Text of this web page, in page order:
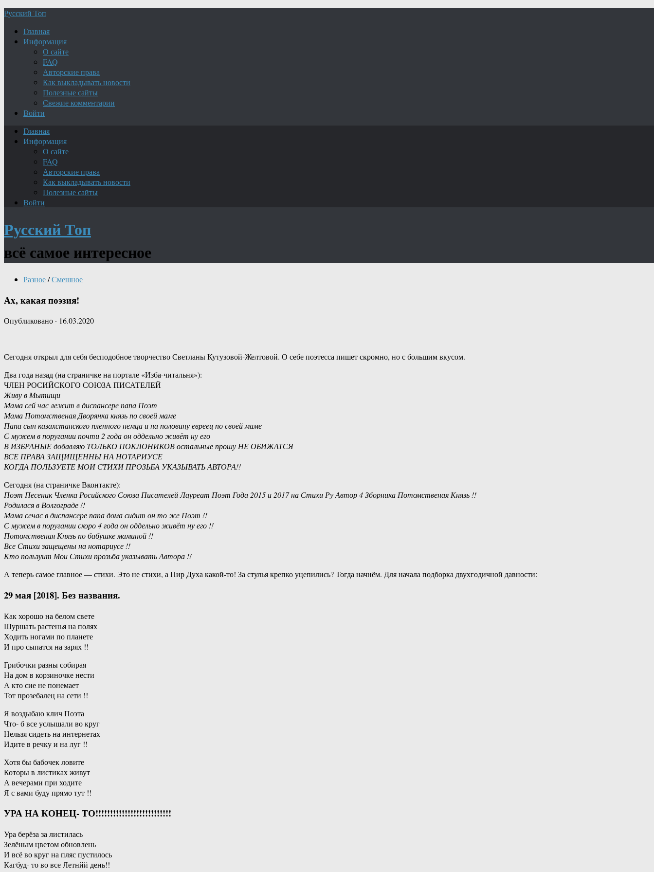
Русский Топ
Главная
Информация
О сайте
FAQ
Авторские права
Как выкладывать новости
Полезные сайты
Свежие комментарии
Войти
Главная
Информация
О сайте
FAQ
Авторские права
Как выкладывать новости
Полезные сайты
Войти
Русский Топ
всё самое интересное
Разное/Смешное
Ах, какая поэзия!
Опубликовано · 16.03.2020
Сегодня открыл для себя бесподобное творчество Светланы Кутузовой-Желтовой. О себе поэтесса пишет скромно, но с большим вкусом.
Два года назад (на страничке на портале «Изба-читальня»):
ЧЛЕН РОСИЙСКОГО СОЮЗА ПИСАТЕЛЕЙ
Живу в Мытищи
Мама сей час лежит в диспансере папа Поэт
Мама Потомственая Дворянка князь по своей маме
Папа сын казахстанского пленного немца и на половину евреец по своей маме
С мужем в поругании почти 2 года он оддельно живёт ну его
В ИЗБРАНЫЕ добавляю ТОЛЬКО ПОКЛОНИКОВ остальные прошу НЕ ОБИЖАТСЯ
ВСЕ ПРАВА ЗАЩИЩЕННЫ НА НОТАРИУСЕ
КОГДА ПОЛЬЗУЕТЕ МОИ СТИХИ ПРОЗЬБА УКАЗЫВАТЬ АВТОРА!!
Сегодня (на страничке Вконтакте):
Поэт Песеник Членка Росийского Союза Писателей Лауреат Поэт Года 2015 и 2017 на Стихи Ру Автор 4 Зборника Потомственая Князь !!
Родилася в Волгограде !!
Мама сечас в диспансере папа дома сидит он то же Поэт !!
С мужем в поругании скоро 4 года он оддельно живёт ну его !!
Потомственая Князь по бабушке маминой !!
Все Стихи защещены на нотариусе !!
Кто пользуит Мои Стихи прозьба указывать Автора !!
А теперь самое главное — стихи. Это не стихи, а Пир Духа какой-то! За стулья крепко уцепились? Тогда начнём. Для начала подборка двухгодичной давности:
29 мая [2018]. Без названия.
Как хорошо на белом свете
Шуршать растенья на полях
Ходить ногами по планете
И про сыпатся на зарях !!
Грибочки разны собирая
На дом в корзиночке нести
А кто сие не понемает
Тот прозебалец на сети !!
Я воздыбаю клич Поэта
Что- б все услышали во круг
Нельзя сидеть на интернетах
Идите в речку и на луг !!
Хотя бы бабочек ловите
Которы в листиках живут
А вечерами при ходите
Я с вами буду прямо тут !!
УРА НА КОНЕЦ- ТО!!!!!!!!!!!!!!!!!!!!!!!!!!
Ура берёза за листилась
Зелёным цветом обновлень
И всё во круг на пляс пустилось
Кагбуд- то во все Летнйй день!!